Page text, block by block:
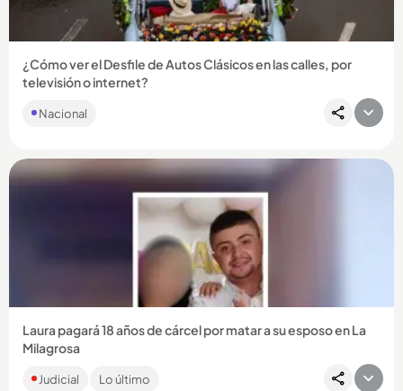
¿Cómo ver el Desfile de Autos Clásicos en las calles, por
televisión o internet?
Nacional
Compartir Noticia
Laura pagará 18 años de cárcel por matar a su esposo en La
Milagrosa
Tras una discusión, la mujer de 30 años compró gasolina y le
prendió fuego a la vivienda con su compañero sentimental
Judicial Lo último